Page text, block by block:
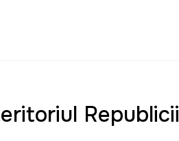
Republicii